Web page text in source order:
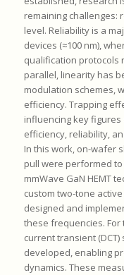
remaining challenges:
level. Reliability is a
devices (≈100 nm),
qualification protocols
parallel, linearity has
modulation schemes,
efficiency. Trapping
influencing key
efficiency, reliability,
In this work, on-wafer
pull were performed
mmWave GaN HEMT
custom two-tone
designed and
these frequencies.
current transient
developed, enabling
dynamics. These